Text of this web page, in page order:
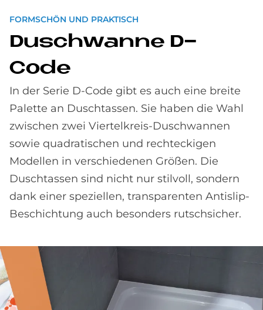
FORMSCHÖN UND PRAKTISCH
Dusch­wan­ne D-
Code
In der Serie D-Code gibt es auch eine breite
Palette an Duschtassen. Sie haben die Wahl
zwischen zwei Viertelkreis-Duschwannen
sowie quadratischen und rechteckigen
Modellen in verschiedenen Größen. Die
Duschtassen sind nicht nur stilvoll, sondern
dank einer speziellen, transparenten Antislip-
Beschichtung auch besonders rutschsicher.